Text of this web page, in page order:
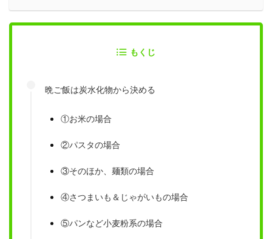
もくじ
晩ご飯は炭水化物から決める
①お米の場合
②パスタの場合
③そのほか、麺類の場合
④さつまいも＆じゃがいもの場合
⑤パンなど小麦粉系の場合